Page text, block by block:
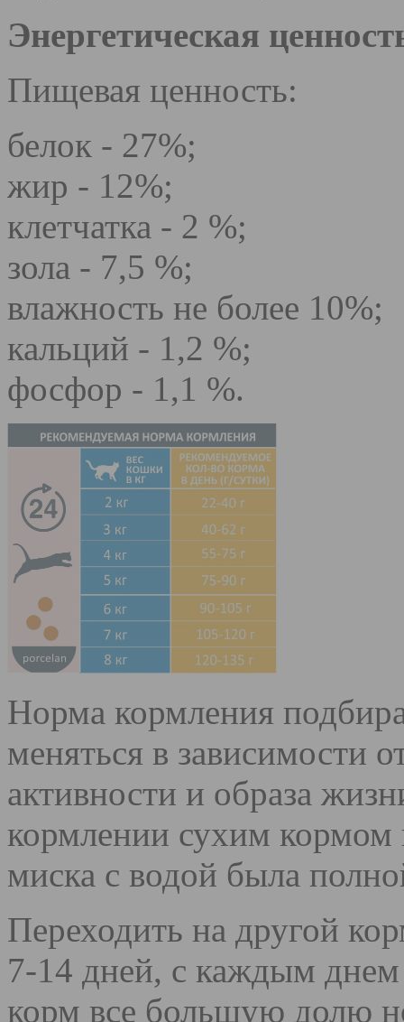
Энергетическая
Пищевая ценность:
белок - 27%;
жир - 12%;
клетчатка - 2 %;
зола - 7,5 %;
влажность не более 10%;
кальций - 1,2 %;
фосфор - 1,1 %.
Норма кормления
меняться в зависимости
активности и образа
кормлении сухим кормом
миска с водой была
Переходить на другой
7-14 дней, с каждым
корм все большую долю